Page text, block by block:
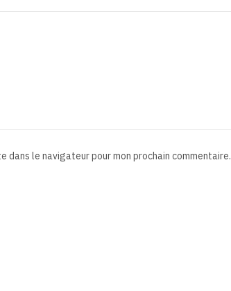
dans le navigateur pour mon prochain commentaire.